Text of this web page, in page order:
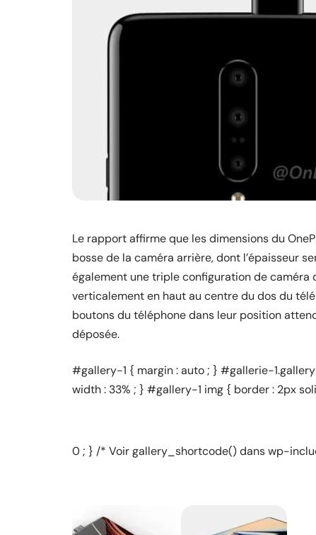
Le rapport affirme que les dimensions du
bosse de la caméra arrière, dont l’épaisseur
également une triple configuration de caméra
verticalement en haut au centre du dos du
boutons du téléphone dans leur position
déposée.
#gallery-1 { margin : auto ; } #gallerie-
width : 33% ; } #gallery-1 img { border : 2px
0 ; } /* Voir gallery_shortcode() dans wp-